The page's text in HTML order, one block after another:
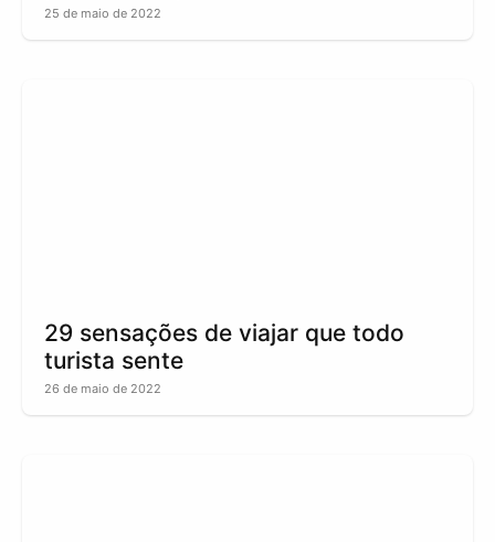
25 de maio de 2022
29 sensações de viajar que todo
turista sente
26 de maio de 2022